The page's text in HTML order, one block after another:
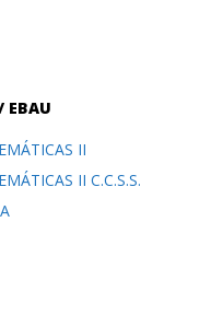
EBAU
II
II C.C.S.S.